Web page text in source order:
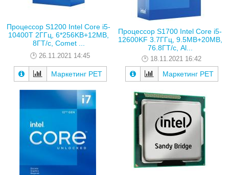
Процессор S1200 Intel Core i5-
10400T 2ГГц, 6*256KB+12MB,
8ГТ/с, Comet ...
26.11.2021 14:45
Маркетинг РЕТ
Процессор S1700 Intel Core i5-
12600KF 3.7ГГц, 9.5MB+20MB,
76.8ГТ/с, Al...
18.11.2021 16:42
Маркетинг РЕТ